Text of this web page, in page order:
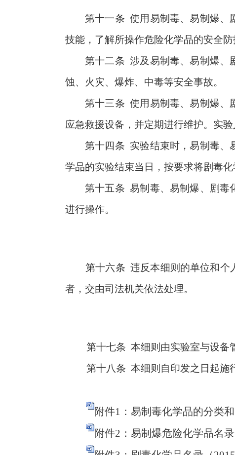
第十一条 使用易制毒、易制爆、
技能，了解所操作危险化学品的安全
第十二条 涉及易制毒、易制爆、
蚀、火灾、爆炸、中毒等安全事故。
第十三条 使用易制毒、易制爆、
应急救援设备，并定期进行维护。实
第十四条 实验结束时 ，易制毒
学品的实验结束当日，按要求将剧毒
第十五条 易制毒、易制爆、剧毒
进行操作。
第十六条违反本细则的单位和个
者，交由司法机关依法处理。
第十七条 本细则由实验室与设备
第十八条 本细则自印发之日起施
附件1：易制毒化学品的分类
附件2：易制爆危险化学品名